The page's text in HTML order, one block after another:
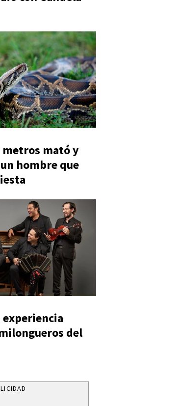
metros mató y
hombre que
experiencia
del